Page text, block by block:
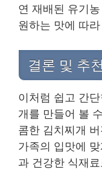
연 재배된 유기
원하는 맛에 따
결론 및 추
이처럼 쉽고 간
개를 만들어 볼
콤한 김치찌개
가족의 입맛에
과 건강한 식재